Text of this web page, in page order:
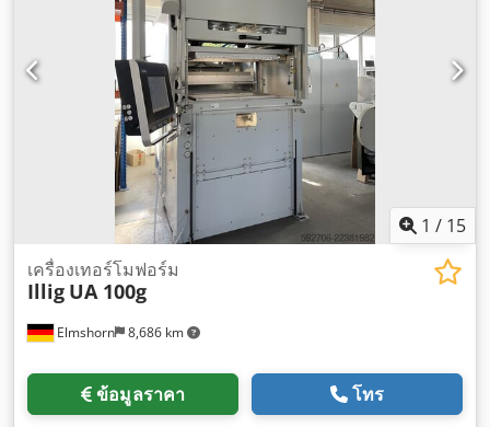
1 / 15
Elmshorn 8,686 km
เครื่องเทอร์โมฟอร์ม
Illig UA 100g
ข้อมูลราคา โทร